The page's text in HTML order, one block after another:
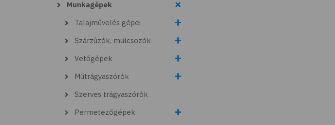
Munkagépek
Talajművelés gépei
Szárzúzók, mulcsozók
Vetőgépek
Műtrágyaszórók
Szerves trágyaszórók
Permetezőgépek